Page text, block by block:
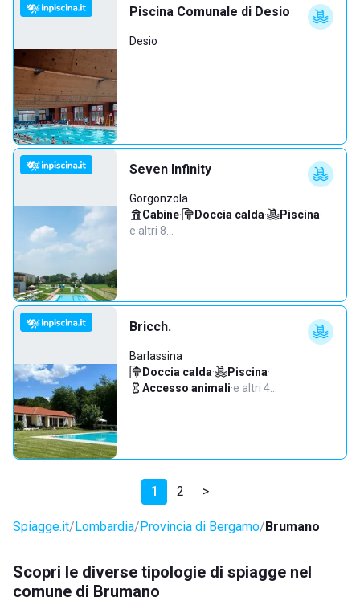
Piscina Comunale di Desio
Desio
Seven Infinity
Gorgonzola
Cabine· Doccia calda· Piscina·
e altri 8…
Bricch.
Barlassina
Doccia calda· Piscina·
Accesso animali·e altri 4…
1 2 >
Spiagge.it Lombardia Provincia di Bergamo Brumano
Scopri le diverse tipologie di spiagge nel
comune di Brumano